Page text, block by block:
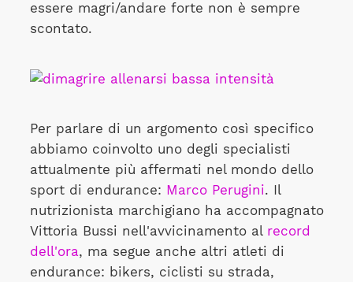
essere magri/andare forte non è sempre
scontato.
Per parlare di un argomento così specifico
abbiamo coinvolto uno degli specialisti
attualmente più affermati nel mondo dello
sport di endurance: Marco Perugini. Il
nutrizionista marchigiano ha accompagnato
Vittoria Bussi nell'avvicinamento al record
dell'ora, ma segue anche altri atleti di
endurance: bikers, ciclisti su strada,